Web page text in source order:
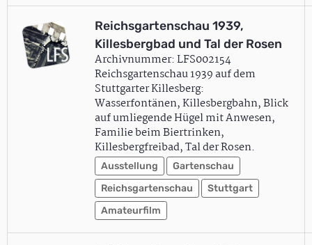
Reichsgartenschau 1939,
Killesbergbad und Tal der Rosen
Archivnummer: LFS002154
Reichsgartenschau 1939 auf dem
Stuttgarter Killesberg:
Wasserfontänen, Killesbergbahn, Blick
auf umliegende Hügel mit Anwesen,
Familie beim Biertrinken,
Killesbergfreibad, Tal der Rosen.
Ausstellung
Gartenschau
Reichsgartenschau
Stuttgart
Amateurfilm